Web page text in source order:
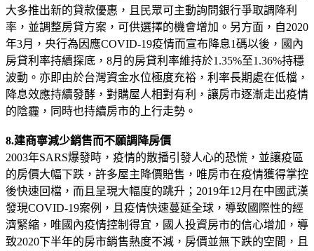
大多推出新的貸款優惠，且民眾可主動詢問銀行爭取調降利
率，並調整房貸方案，可供選擇的機會增加。另方面，自2020
年3月，央行為因應COVID-19疫情而宣布降息1碼以後，國內
房貸利率持續探底，8月的房貸利率維持於1.35%至1.36%持穩
波動。亦即由於台灣資金水位極度充裕，利率長期處在低檔，
降息效應持續發酵，對購屋人相對有利，讓房市逐漸走出疫情
的陰霾，同時也持續房市的上行走勢。
8.建商寧減少銷售而不願調降房價
2003年SARS爆發時，疫情的散播引發人心的恐慌，並讓疫區
的房價大幅下跌，許多屋主降價賠售，唯房市在疫情獲得掌控
後快速回檔，而且呈現大幅度的跳升；2019年12月在中國武漢
發現COVID-19案例，且疫情快速蔓延全球，導致國際性的經
濟緊縮，唯國內疫情控制得宜，國人投資房市的信心增加，導
致2020下半年的房市銷售熱度不減，房價並無下跌的空間，且